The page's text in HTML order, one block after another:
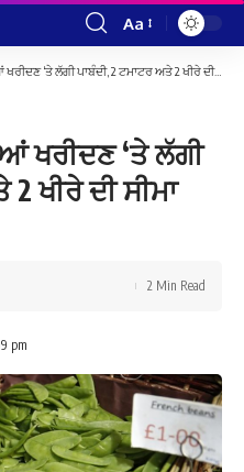
Font
Resizer
Aa
‘ਤੇ ਲੱਗੀ ਪਾਬੰਦੀ, 2 ਟਮਾਟਰ ਅਤੇ 2 ਖੀਰੇ ਦੀ ਸੀਮਾ ਕੀਤੀ ਤੈਅ
ਖਰੀਦਣ ‘ਤੇ ਲੱਗੀ
ਖੀਰੇ ਦੀ ਸੀਮਾ
pm
2 Min Read